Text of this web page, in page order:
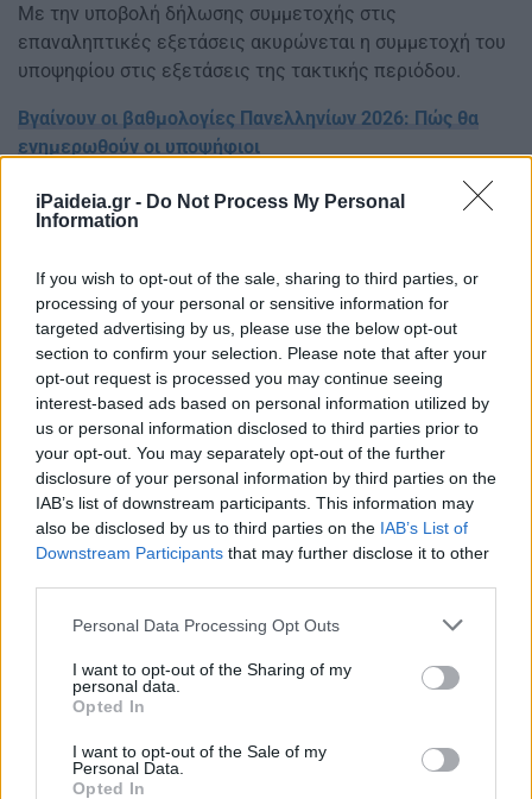
iPaideia.gr - Do Not Process My Personal
Information
If you wish to opt-out of the sale, sharing to third parties, or
processing of your personal or sensitive information for
targeted advertising by us, please use the below opt-out
section to confirm your selection. Please note that after your
opt-out request is processed you may continue seeing
interest-based ads based on personal information utilized by
us or personal information disclosed to third parties prior to
your opt-out. You may separately opt-out of the further
disclosure of your personal information by third parties on the
IAB’s list of downstream participants. This information may
also be disclosed by us to third parties on the IAB’s List of
Downstream Participants that may further disclose it to other
Please note that this website/app uses one or more Google
not limited to your visit or usage behaviour. You may click to
grant or deny consent to Google and its third-party tags to
use your data for below specified purposes in below Google
consent section.
Personal Data Processing Opt Outs
I want to opt-out of the Sharing of my
personal data.
Opted In
I want to opt-out of the Sale of my
Personal Data.
Opted In
Με την υποβολή δήλωσης συμμετοχής στις
επαναληπτικές εξετάσεις ακυρώνεται η συμμετοχή του
υποψηφίου στις εξετάσεις της τακτικής περιόδου.
Βγαίνουν οι βαθμολογίες Πανελληνίων 2026: Πώς θα
ενημερωθούν οι υποψήφιοι
Ακυρώνεται επίσης η βαθμολογία και η επίδοσή του στα
μαθήματα και στις πρακτικές δοκιμασίες στις οποίες
εξετασθείς.
Πού θα διεξαχθούν οι εξετάσεις
Για τη διεξαγωγή των επαναληπτικών εξετάσεων
ορίζονται ως εξεταστικά κέντρα λύκεια της Αθήνας και
της Θεσσαλονίκης.
Ανάλογα με τον αριθμό των υποψηφίων, μπορούν να
οριστούν εξεταστικά κέντρα και σε άλλες πόλεις της
χώρας, με την κατανομή των υποψηφίων να γίνεται με
Ποια είναι η προθεσμία για την αίτηση
Για τη συμμετοχή στις επαναληπτικές εξετάσεις, οι
υποψήφιοι πρέπει να καταθέσουν αίτηση το αργότερο
Πανελλαδικών Εξετάσεων της κατηγορίας τους.